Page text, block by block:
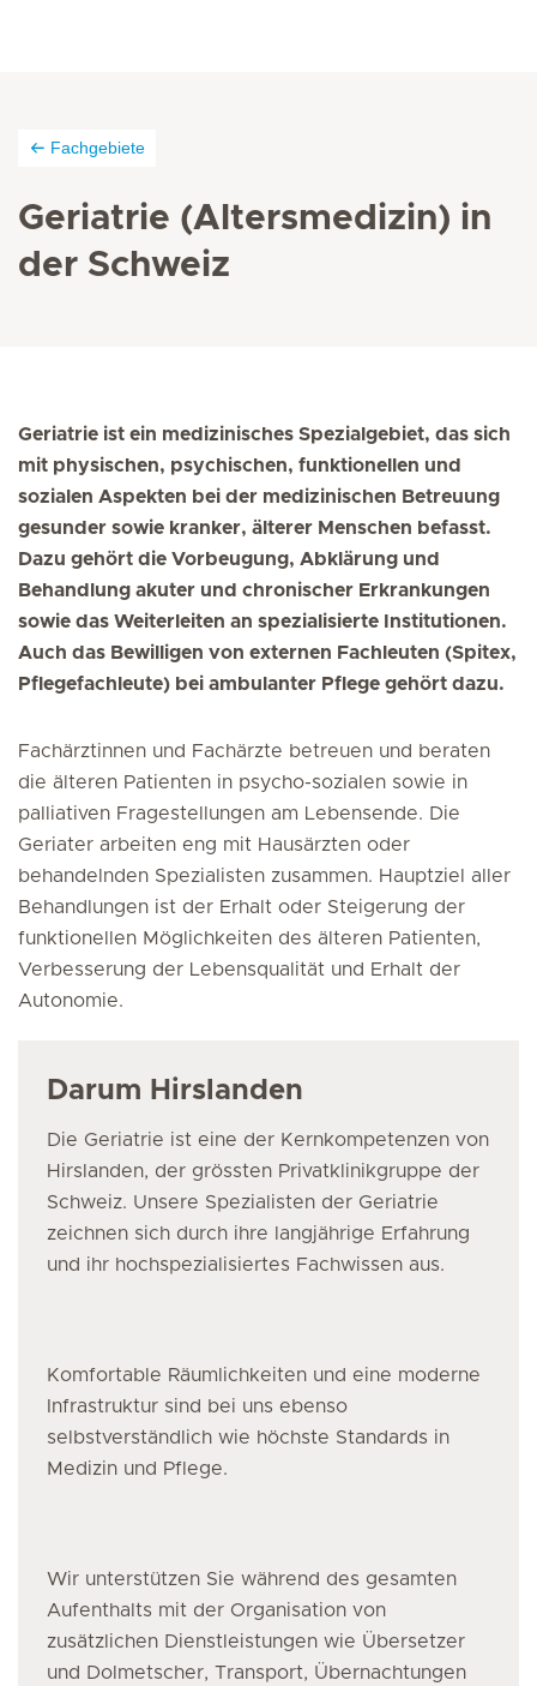
Fachgebiete
Geriatrie (Altersmedizin) in
der Schweiz
Geriatrie ist ein medizinisches Spezialgebiet, das sich
mit physischen, psychischen, funktionellen und
sozialen Aspekten bei der medizinischen Betreuung
gesunder sowie kranker, älterer Menschen befasst.
Dazu gehört die Vorbeugung, Abklärung und
Behandlung akuter und chronischer Erkrankungen
sowie das Weiterleiten an spezialisierte Institutionen.
Auch das Bewilligen von externen Fachleuten (Spitex,
Pflegefachleute) bei ambulanter Pflege gehört dazu.
Fachärztinnen und Fachärzte betreuen und beraten
die älteren Patienten in psycho-sozialen sowie in
palliativen Fragestellungen am Lebensende. Die
Geriater arbeiten eng mit Hausärzten oder
behandelnden Spezialisten zusammen. Hauptziel aller
Behandlungen ist der Erhalt oder Steigerung der
funktionellen Möglichkeiten des älteren Patienten,
Verbesserung der Lebensqualität und Erhalt der
Autonomie.
Darum Hirslanden
Die Geriatrie ist eine der Kernkompetenzen von
Hirslanden, der grössten Privatklinikgruppe der
Schweiz. Unsere Spezialisten der Geriatrie
zeichnen sich durch ihre langjährige Erfahrung
und ihr hochspezialisiertes Fachwissen aus.
Komfortable Räumlichkeiten und eine moderne
Infrastruktur sind bei uns ebenso
selbstverständlich wie höchste Standards in
Medizin und Pflege.
Wir unterstützen Sie während des gesamten
Aufenthalts mit der Organisation von
zusätzlichen Dienstleistungen wie Übersetzer
und Dolmetscher, Transport, Übernachtungen